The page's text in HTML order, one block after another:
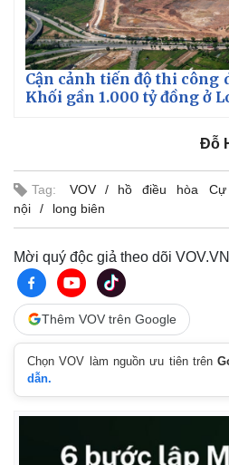
Cận cảnh tiến độ thi công
Khối gần 1.000 tỷ đồng ở
Đỗ
Tag: VOV hồ điều hòa Cự
nội
long biên
Mời quý độc giả theo dõi
Thêm VOV trên Google
Chọn VOV làm nguồn ưu tiên trên
dẫn.